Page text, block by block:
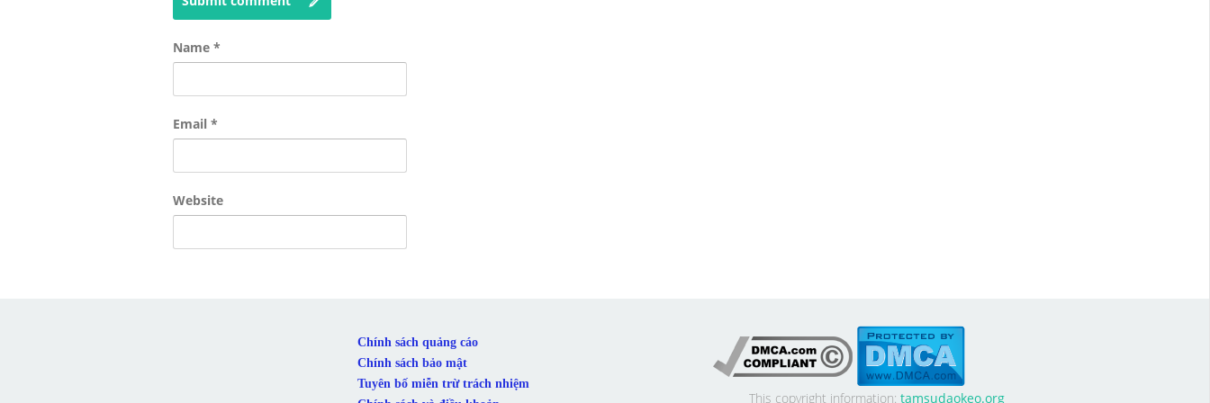
Name *
Email *
Website
Chính sách quảng cáo
Chính sách bảo mật
Tuyên bố miễn trừ trách nhiệm
This copyright information: tamsudaokeo.org